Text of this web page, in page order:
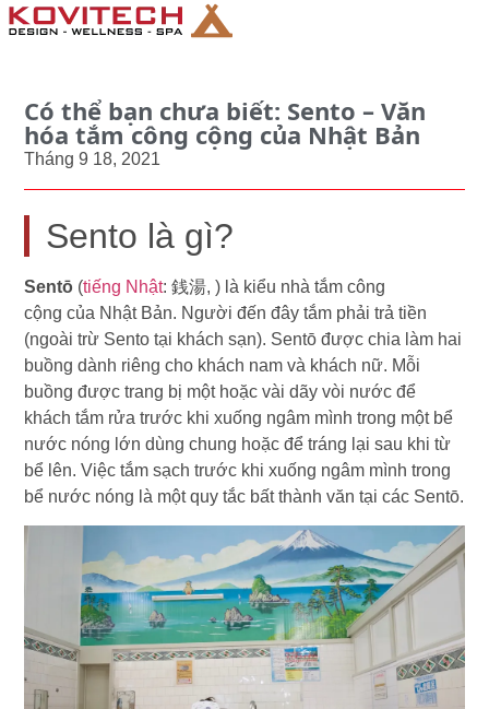
Có thể bạn chưa biết: Sento – Văn
hóa tắm công cộng của Nhật Bản
Tháng 9 18, 2021
Sento là gì?
Sentō (tiếng Nhật: 銭湯, ) là kiểu nhà tắm công
cộng của Nhật Bản. Người đến đây tắm phải trả tiền
(ngoài trừ Sento tại khách sạn). Sentō được chia làm hai
buồng dành riêng cho khách nam và khách nữ. Mỗi
buồng được trang bị một hoặc vài dãy vòi nước để
khách tắm rửa trước khi xuống ngâm mình trong một bể
nước nóng lớn dùng chung hoặc để tráng lại sau khi từ
bể lên. Việc tắm sạch trước khi xuống ngâm mình trong
bể nước nóng là một quy tắc bất thành văn tại các Sentō.